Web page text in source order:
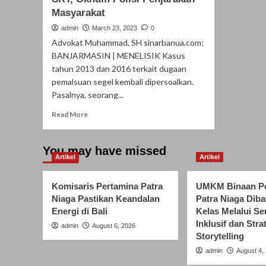
Masyarakat
admin March 23, 2023 0
Advokat Muhammad, SH sinarbanua.com;
BANJARMASIN | MENELISIK Kasus
tahun 2013 dan 2016 terkait dugaan
pemalsuan segel kembali dipersoalkan.
Pasalnya, seorang...
Read MoreRead
Diduga
dengan
SKT,
Oknum
Polisi
Penjarakan
You may have missed
Artikel
Komisaris Pertamina Patra
Niaga Pastikan Keandalan
Energi di Bali
admin August 6, 2026
Artikel
UMKM Binaan
Patra Niaga
Kelas Melalui
Inklusif dan
Storytelling
admin August 4,